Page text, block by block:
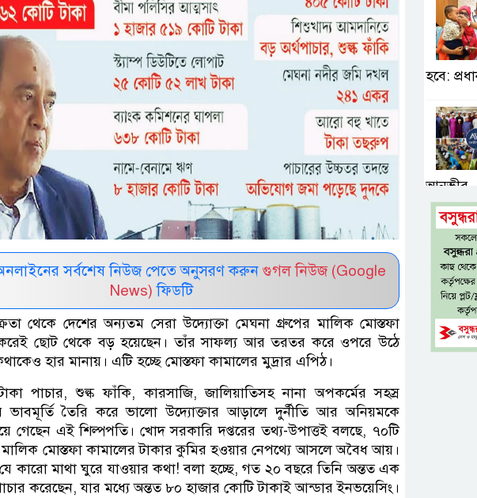
সর্বশেষ নিউজ পেতে অনুসরণ করুন গুগল নিউজ (Google
News) ফিডটি
থেকে দেশের অন্যতম সেরা উদ্যোক্তা মেঘনা গ্রুপের মালিক মোস্তফা
করেই ছোট থেকে বড় হয়েছেন। তাঁর সাফল্য আর তরতর করে ওপরে উঠে
হার মানায়। এটি হচ্ছে মোস্তফা কামালের মুদ্রার এপিঠ।
পাচার, শুল্ক ফাঁকি, কারসাজি, জালিয়াতিসহ নানা অপকর্মের সহস্র
ভাবমূর্তি তৈরি করে ভালো উদ্যোক্তার আড়ালে দুর্নীতি আর অনিয়মকে
গেছেন এই শিল্পপতি। খোদ সরকারি দপ্তরের তথ্য-উপাত্তই বলছে, ৭০টি
মালিক মোস্তফা কামালের টাকার কুমির হওয়ার নেপথ্যে আসলে অবৈধ আয়।
কারো মাথা ঘুরে যাওয়ার কথা! বলা হচ্ছে, গত ২০ বছরে তিনি অন্তত এক
করেছেন, যার মধ্যে অন্তত ৮০ হাজার কোটি টাকাই আন্ডার ইনভয়েসিং।
হবে:
আনভীর